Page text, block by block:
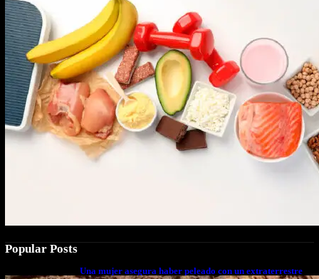
Popular Posts
Una mujer asegura haber peleado con un extraterrestre